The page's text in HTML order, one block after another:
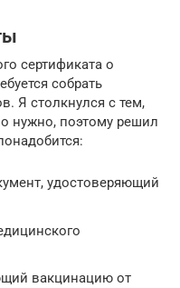
сертификата о
собрать
Я столкнулся с тем,
нужно, поэтому решил
удостоверяющий
вакцинацию от